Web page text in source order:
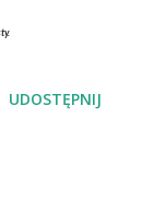
UDOSTĘPNIJ